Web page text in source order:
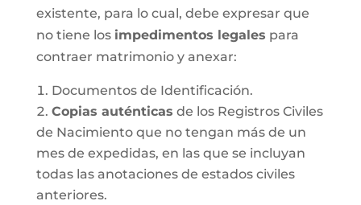
existente, para lo cual, debe expresar que
no tiene los impedimentos legales para
contraer matrimonio y anexar:
Documentos de Identificación.
Copias auténticas de los Registros Civiles
de Nacimiento que no tengan más de un
mes de expedidas, en las que se incluyan
todas las anotaciones de estados civiles
anteriores.